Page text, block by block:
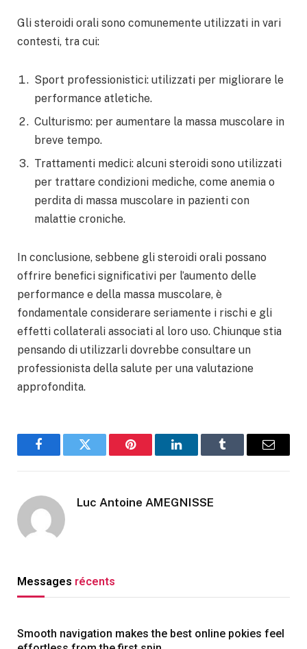
Gli steroidi orali sono comunemente utilizzati in vari
contesti, tra cui:
Sport professionistici: utilizzati per migliorare le
performance atletiche.
Culturismo: per aumentare la massa muscolare in
breve tempo.
Trattamenti medici: alcuni steroidi sono utilizzati
per trattare condizioni mediche, come anemia o
perdita di massa muscolare in pazienti con
malattie croniche.
In conclusione, sebbene gli steroidi orali possano
offrire benefici significativi per l’aumento delle
performance e della massa muscolare, è
fondamentale considerare seriamente i rischi e gli
effetti collaterali associati al loro uso. Chiunque stia
pensando di utilizzarli dovrebbe consultare un
professionista della salute per una valutazione
approfondita.
FacebookTwitter Pinterest LinkedInTumblr Email
Luc Antoine AMEGNISSE
Messages récents
Smooth navigation makes the best online pokies feel